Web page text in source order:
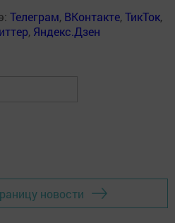
Телеграм, ВКонтакте,ТикТок,
, Яндекс.Дзен
новости